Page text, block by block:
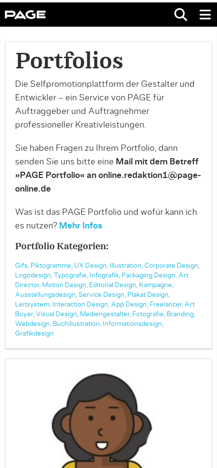
Portfolios
Die Selfpromotionplattform der Gestalter und
Entwickler – ein Service von PAGE für
Auftraggeber und Auftragnehmer
professioneller Kreativleistungen.
Sie haben Fragen zu Ihrem Portfolio, dann
senden Sie uns bitte eine Mail mit dem Betreff
»PAGE Portfolio« an online.redaktion1@page-
online.de
Was ist das PAGE Portfolio und wofür kann ich
es nutzen? Mehr Infos
Portfolio Kategorien:
Gifs, Piktogramme, UX Design, Illustration, Corporate Design,
Logodesign,
Typografie, Infografik, Packaging Design, Art
Director, Motion Design, Editorial Design, Kampagne,
Ausstellungsdesign, Service Design, Plakat Design,
Leitsystem, Interaction Design, App Design, Freelancer, Art
Buyer, Visual Design, Mediengestalter, Fotografie, Branding,
Webdesign, Buchillustration, Informationsdesign,
Grafikdesign